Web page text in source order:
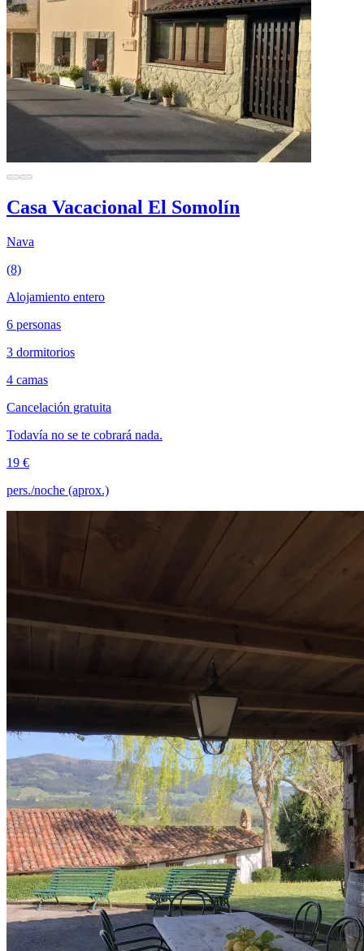
Casa Vacacional El Somolín
Nava
(8)
Alojamiento entero
6 personas
3 dormitorios
4 camas
Cancelación gratuita
Todavía no se te cobrará nada.
19 €
pers./noche (aprox.)